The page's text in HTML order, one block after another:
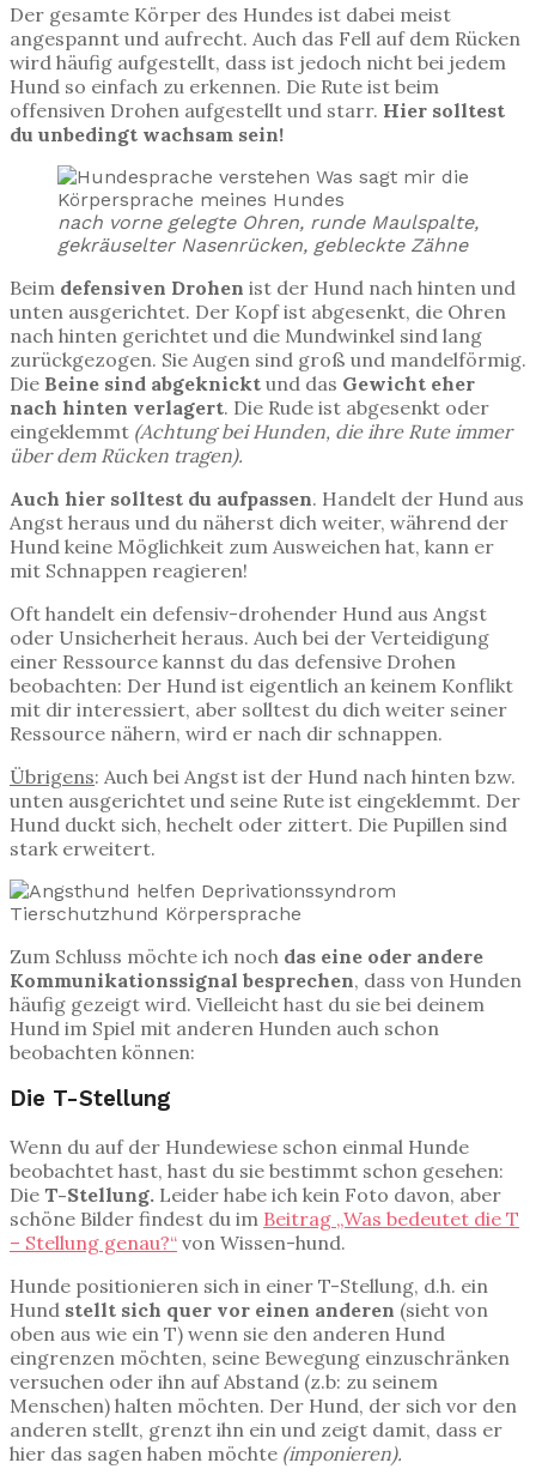
Der gesamte Körper des Hundes ist dabei meist
angespannt und aufrecht. Auch das Fell auf dem Rücken
wird häufig aufgestellt, dass ist jedoch nicht bei jedem
Hund so einfach zu erkennen. Die Rute ist beim
offensiven Drohen aufgestellt und starr. Hier solltest
du unbedingt wachsam sein!
nach vorne gelegte Ohren, runde Maulspalte,
gekräuselter Nasenrücken, gebleckte Zähne
Beim defensiven Drohen ist der Hund nach hinten und
unten ausgerichtet. Der Kopf ist abgesenkt, die Ohren
nach hinten gerichtet und die Mundwinkel sind lang
zurückgezogen. Sie Augen sind groß und mandelförmig.
Die Beine sind abgeknickt und das Gewicht eher
nach hinten verlagert. Die Rude ist abgesenkt oder
eingeklemmt (Achtung bei Hunden, die ihre Rute immer
über dem Rücken tragen).
Auch hier solltest du aufpassen. Handelt der Hund aus
Angst heraus und du näherst dich weiter, während der
Hund keine Möglichkeit zum Ausweichen hat, kann er
mit Schnappen reagieren!
Oft handelt ein defensiv-drohender Hund aus Angst
oder Unsicherheit heraus. Auch bei der Verteidigung
einer Ressource kannst du das defensive Drohen
beobachten: Der Hund ist eigentlich an keinem Konflikt
mit dir interessiert, aber solltest du dich weiter seiner
Ressource nähern, wird er nach dir schnappen.
Übrigens: Auch bei Angst ist der Hund nach hinten bzw.
unten ausgerichtet und seine Rute ist eingeklemmt. Der
Hund duckt sich, hechelt oder zittert. Die Pupillen sind
stark erweitert.
Zum Schluss möchte ich noch das eine oder andere
Kommunikationssignal besprechen, dass von Hunden
häufig gezeigt wird. Vielleicht hast du sie bei deinem
Hund im Spiel mit anderen Hunden auch schon
beobachten können:
Die T-Stellung
Wenn du auf der Hundewiese schon einmal Hunde
beobachtet hast, hast du sie bestimmt schon gesehen:
Die T-Stellung. Leider habe ich kein Foto davon, aber
schöne Bilder findest du im Beitrag „Was bedeutet die T
– Stellung genau?“ von Wissen-hund.
Hunde positionieren sich in einer T-Stellung, d.h. ein
Hund stellt sich quer vor einen anderen (sieht von
oben aus wie ein T) wenn sie den anderen Hund
eingrenzen möchten, seine Bewegung einzuschränken
versuchen oder ihn auf Abstand (z.b: zu seinem
Menschen) halten möchten. Der Hund, der sich vor den
anderen stellt, grenzt ihn ein und zeigt damit, dass er
hier das sagen haben möchte (imponieren).